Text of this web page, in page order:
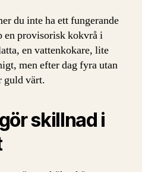
du inte ha ett fungerande
en provisorisk kokvrå i
en vattenkokare, lite
men efter dag fyra utan
guld värt.
skillnad i